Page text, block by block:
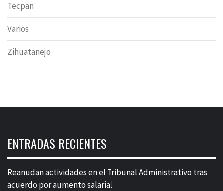
Tecpan
Varios
Zihuatanejo
ENTRADAS RECIENTES
Reanudan actividades en el Tribunal Administrativo tras
acuerdo por aumento salarial